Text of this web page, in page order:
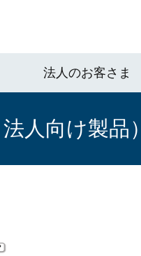
法人のお客さま
人向け製品）